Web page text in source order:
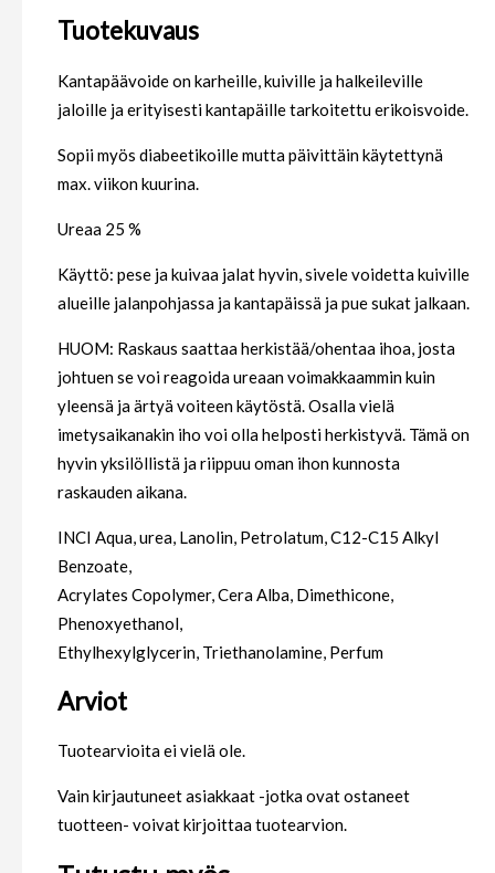
Tuotekuvaus
Kantapäävoide on karheille, kuiville ja halkeileville
jaloille ja erityisesti kantapäille tarkoitettu erikoisvoide.
Sopii myös diabeetikoille mutta päivittäin käytettynä
max. viikon kuurina.
Ureaa 25 %
Käyttö: pese ja kuivaa jalat hyvin, sivele voidetta kuiville
alueille jalanpohjassa ja kantapäissä ja pue sukat jalkaan.
HUOM: Raskaus saattaa herkistää/ohentaa ihoa, josta
johtuen se voi reagoida ureaan voimakkaammin kuin
yleensä ja ärtyä voiteen käytöstä. Osalla vielä
imetysaikanakin iho voi olla helposti herkistyvä. Tämä on
hyvin yksilöllistä ja riippuu oman ihon kunnosta
raskauden aikana.
INCI Aqua, urea, Lanolin, Petrolatum, C12-C15 Alkyl
Benzoate,
Acrylates Copolymer, Cera Alba, Dimethicone,
Phenoxyethanol,
Ethylhexylglycerin, Triethanolamine, Perfum
Arviot
Tuotearvioita ei vielä ole.
Vain kirjautuneet asiakkaat -jotka ovat ostaneet
tuotteen- voivat kirjoittaa tuotearvion.